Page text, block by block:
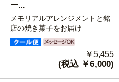
ー...
メモリアルアレンジメントと銘
店の焼き菓子をお届け
￥5,455
(税込 ￥6,000)